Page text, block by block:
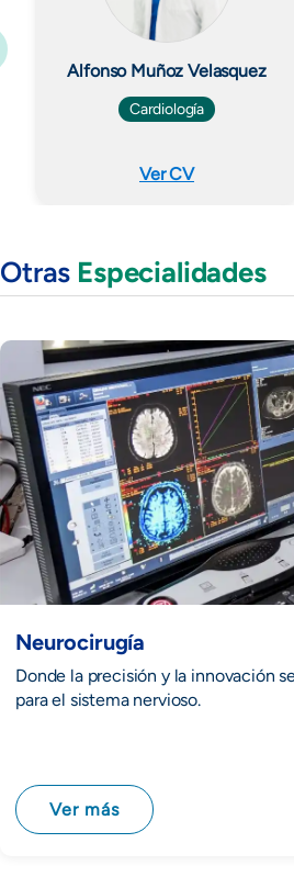
Alfonso Muñoz Velasquez
Cardiología
Ver CV
Otras Especialidades
Neurocirugía
Donde la precisión y la innovación
para el sistema nervioso.
Ver más